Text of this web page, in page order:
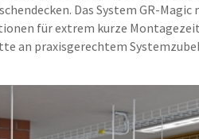
Das System GR-
für extrem kurze
an praxisgerechtem